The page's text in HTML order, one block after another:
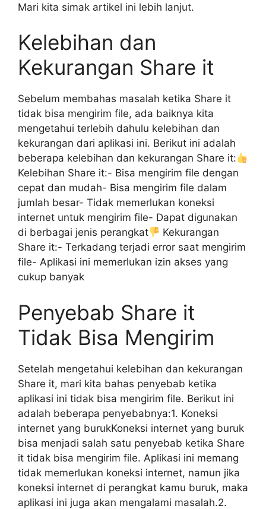
Mari kita simak artikel ini lebih lanjut.
Kelebihan dan
Kekurangan Share it
Sebelum membahas masalah ketika Share it
tidak bisa mengirim file, ada baiknya kita
mengetahui terlebih dahulu kelebihan dan
kekurangan dari aplikasi ini. Berikut ini adalah
beberapa kelebihan dan kekurangan Share it:
Kelebihan Share it:- Bisa mengirim file dengan
cepat dan mudah- Bisa mengirim file dalam
jumlah besar- Tidak memerlukan koneksi
internet untuk mengirim file- Dapat digunakan
di berbagai jenis perangkat
Kekurangan
Share it:- Terkadang terjadi error saat mengirim
file- Aplikasi ini memerlukan izin akses yang
cukup banyak
Penyebab Share it
Tidak Bisa Mengirim
Setelah mengetahui kelebihan dan kekurangan
Share it, mari kita bahas penyebab ketika
aplikasi ini tidak bisa mengirim file. Berikut ini
adalah beberapa penyebabnya:1. Koneksi
internet yang burukKoneksi internet yang buruk
bisa menjadi salah satu penyebab ketika Share
it tidak bisa mengirim file. Aplikasi ini memang
tidak memerlukan koneksi internet, namun jika
koneksi internet di perangkat kamu buruk, maka
aplikasi ini juga akan mengalami masalah.2.